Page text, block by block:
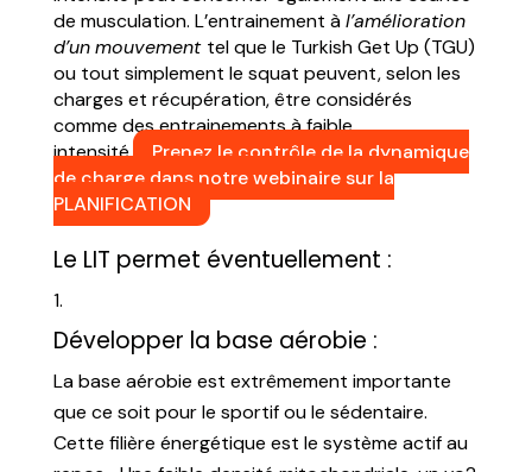
de musculation. L’entrainement àl’amélioration
d’un mouvement tel que le Turkish Get Up (TGU)
ou tout simplement le squat peuvent, selon les
charges et récupération, être considérés
comme des entrainements à faible
intensité.
Prenez le contrôle de la dynamique
de charge dans notre webinaire sur la
PLANIFICATION
Le LIT permet éventuellement :
Développer la base aérobie :
La base aérobie est extrêmement importante
que ce soit pour le sportif ou le sédentaire.
Cette filière énergétique est le système actif au